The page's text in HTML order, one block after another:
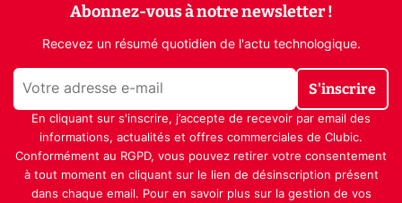
Abonnez-vous à notre newsletter !
Recevez un résumé quotidien de l'actu technologique.
S'inscrire
En cliquant sur s'inscrire, j’accepte de recevoir par email des
informations, actualités et offres commerciales de Clubic.
Conformément au RGPD, vous pouvez retirer votre consentement
à tout moment en cliquant sur le lien de désinscription présent
dans chaque email. Pour en savoir plus sur la gestion de vos